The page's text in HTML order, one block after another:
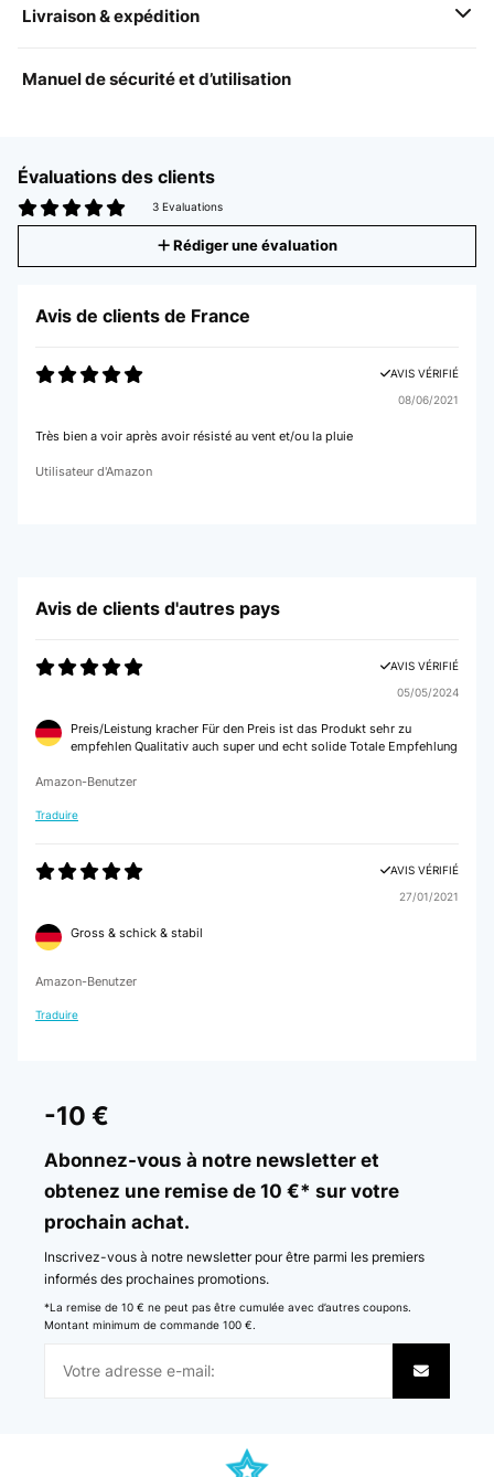
Livraison & expédition
Manuel de sécurité et d’utilisation
Évaluations des clients
3 Evaluations
Rédiger une évaluation
Avis de clients de France
AVIS VÉRIFIÉ
08/06/2021
Très bien a voir après avoir résisté au vent et/ou la pluie
Utilisateur d'Amazon
Avis de clients d'autres pays
AVIS VÉRIFIÉ
05/05/2024
Preis/Leistung kracher Für den Preis ist das Produkt sehr zu
empfehlen Qualitativ auch super und echt solide Totale Empfehlung
Amazon-Benutzer
Traduire
AVIS VÉRIFIÉ
27/01/2021
Gross & schick & stabil
Amazon-Benutzer
Traduire
-10 €
Abonnez-vous à notre newsletter et
obtenez une remise de 10 €* sur votre
prochain achat.
Inscrivez-vous à notre newsletter pour être parmi les premiers
informés des prochaines promotions.
*La remise de 10 € ne peut pas être cumulée avec d’autres coupons.
Montant minimum de commande 100 €.